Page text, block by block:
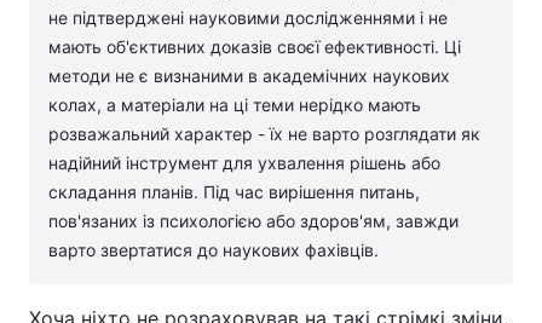
не підтверджені науковими дослідженнями і не
мають об'єктивних доказів своєї ефективності. Ці
методи не є визнаними в академічних наукових
колах, а матеріали на ці теми нерідко мають
розважальний характер - їх не варто розглядати як
надійний інструмент для ухвалення рішень або
складання планів. Під час вирішення питань,
пов'язаних із психологією або здоров'ям, завжди
варто звертатися до наукових фахівців.
Хоча ніхто не розраховував на такі стрімкі зміни,